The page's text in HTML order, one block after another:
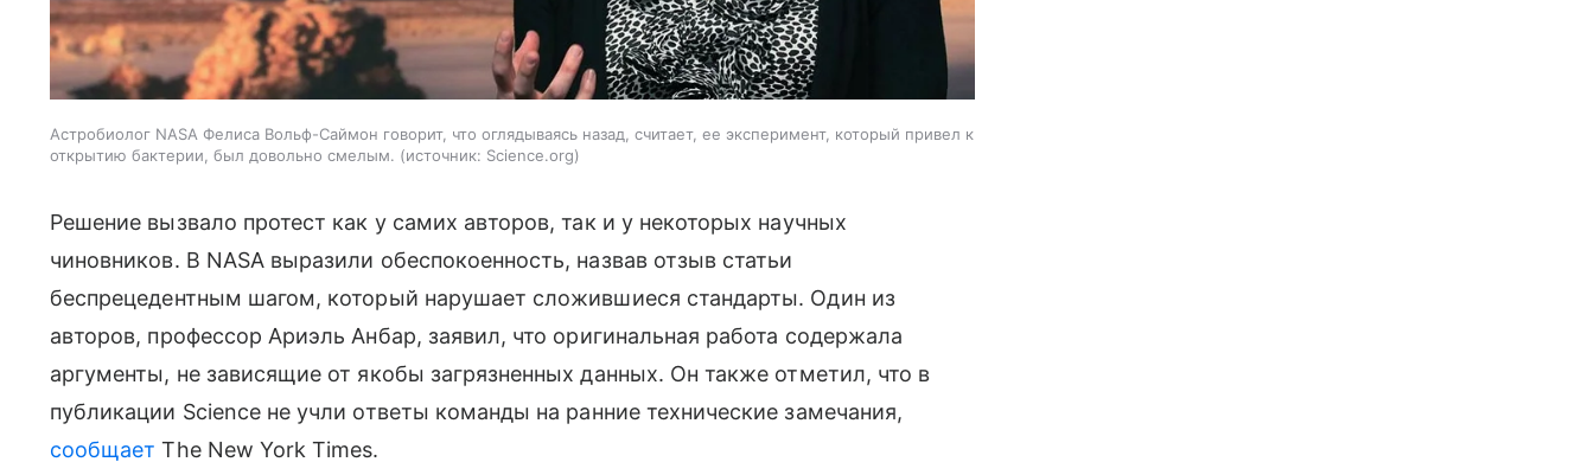
Астробиолог NASA Фелиса Вольф-Саймон говорит, что оглядываясь назад, считает, ее эксперимент, который привел к
открытию бактерии, был довольно смелым.
источник: Science.org
Решение вызвало протест как у самих авторов, так и у некоторых научных
чиновников. В NASA выразили обеспокоенность, назвав отзыв статьи
беспрецедентным шагом, который нарушает сложившиеся стандарты. Один из
авторов, профессор Ариэль Анбар, заявил, что оригинальная работа содержала
аргументы, не зависящие от якобы загрязненных данных. Он также отметил, что в
публикации Science не учли ответы команды на ранние технические замечания,
сообщает The New York Times.